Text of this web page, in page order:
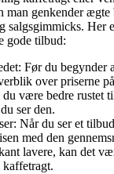
man genkender
salgsgimmicks. Her
gode tilbud:
Før du begynder
over priserne
du være bedre rustet
ser den.
Når du ser et
med den
lavere, kan det